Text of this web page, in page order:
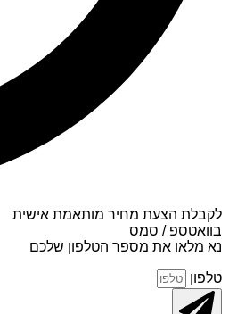
לקבלת הצעת מחיר מותאמת אישית
בוואטספ / סמס
נא מלאו את מספר הטלפון שלכם
טלפון